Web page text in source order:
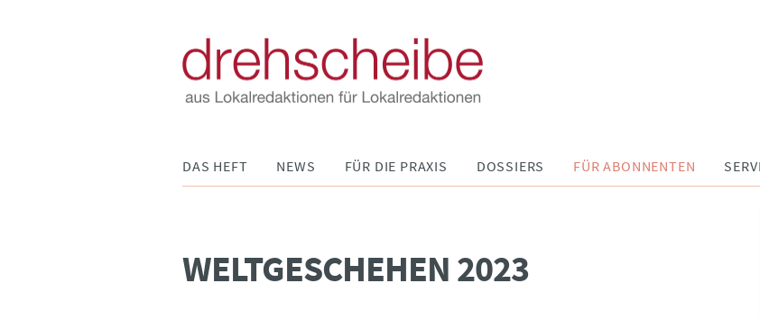
DAS HEFT NEWS FÜR DIE PRAXIS DOSSIERS FÜR ABONNENTEN
WELTGESCHEHEN 2023